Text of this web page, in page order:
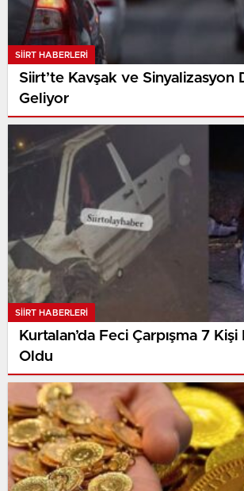
SIIRT HABERLERI
Siirt’te Kavşak ve Sinyalizasyon
Geliyor
SIIRT HABERLERI
Kurtalan’da Feci Çarpışma 7
Oldu